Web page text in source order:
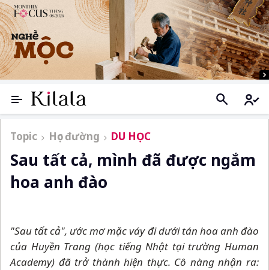
Topic Học đường DU HỌC
Sau tất cả, mình đã được ngắm
hoa anh đào
"Sau tất cả", ước mơ mặc váy đi dưới tán hoa anh đào
của Huyền Trang (học tiếng Nhật tại trường Human
Academy) đã trở thành hiện thực. Cô nàng nhận ra: